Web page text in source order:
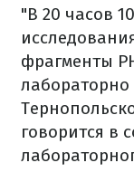
"В 20 часов
фрагменты
говорится в